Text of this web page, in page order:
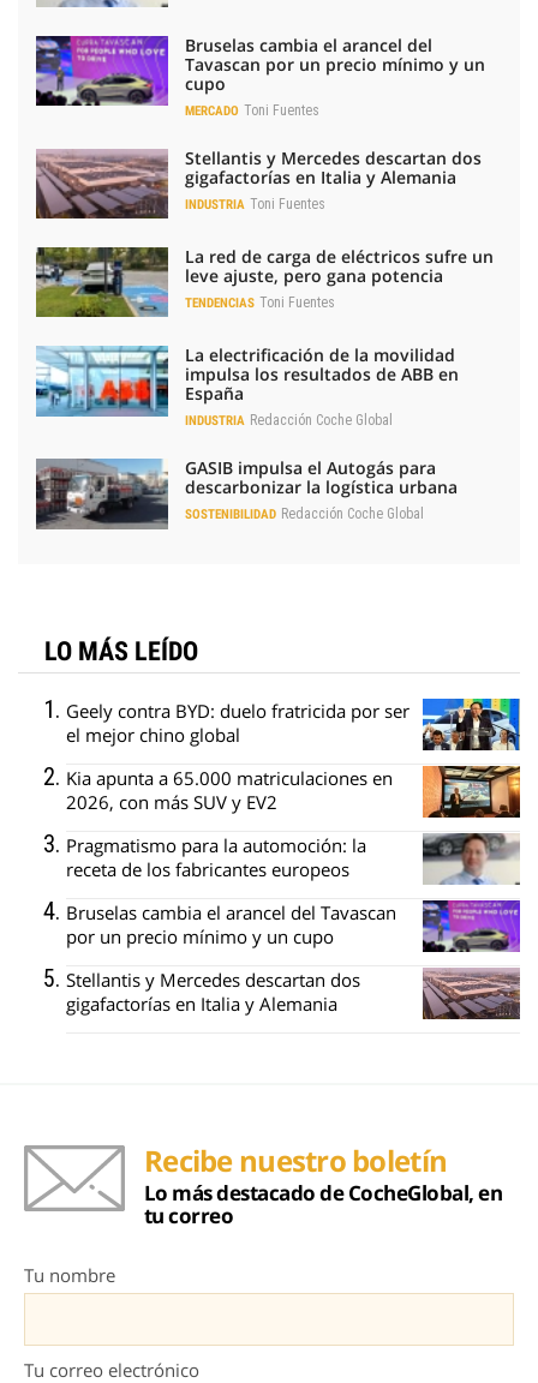
Bruselas cambia el arancel del
Tavascan por un precio mínimo y un
cupo
MERCADO Toni Fuentes
Stellantis y Mercedes descartan dos
gigafactorías en Italia y Alemania
INDUSTRIA Toni Fuentes
La red de carga de eléctricos sufre un
leve ajuste, pero gana potencia
TENDENCIAS Toni Fuentes
La electrificación de la movilidad
impulsa los resultados de ABB en
España
INDUSTRIA Redacción Coche Global
GASIB impulsa el Autogás para
descarbonizar la logística urbana
SOSTENIBILIDAD Redacción Coche Global
LO MÁS LEÍDO
Geely contra BYD: duelo fratricida por ser
el mejor chino global
Kia apunta a 65.000 matriculaciones en
2026, con más SUV y EV2
Pragmatismo para la automoción: la
receta de los fabricantes europeos
Bruselas cambia el arancel del Tavascan
por un precio mínimo y un cupo
Stellantis y Mercedes descartan dos
gigafactorías en Italia y Alemania
Recibe nuestro boletín
Lo más destacado de CocheGlobal, en
tu correo
Tu nombre
Tu correo electrónico